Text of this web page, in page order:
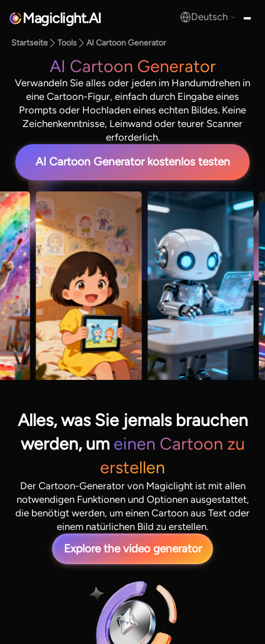
Magiclight.AI Deutsch
Startseite Tools AI Cartoon Generator
AI Cartoon Generator
Verwandeln Sie alles oder jeden im Handumdrehen in
eine Cartoon-Figur, einfach durch Eingabe eines
Prompts oder Hochladen eines echten Bildes. Keine
Zeichenkenntnisse, Leinwand oder teurer Scanner
erforderlich.
AI Cartoon Generator kostenlos testen
Alles, was Sie jemals brauchen
werden, um einen Cartoon zu
erstellen
Der Cartoon-Generator von Magiclight ist mit allen
notwendigen Funktionen und Optionen ausgestattet,
die benötigt werden, um einen Cartoon aus Text oder
einem natürlichen Bild zu erstellen.
Explore the video generator